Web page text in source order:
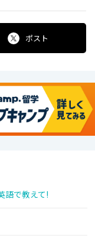
ポスト
語で教えて!